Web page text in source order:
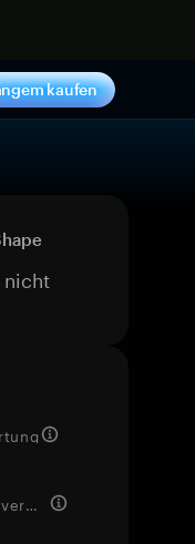
kaufen
nicht
Vollständig verwässerte Bewertung